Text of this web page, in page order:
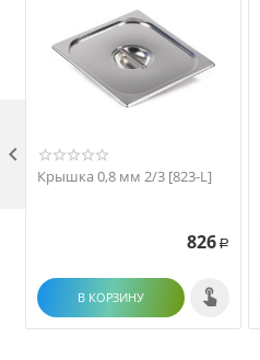
Крышка 0,8 мм 2/3 [823-L]
826 Р
В КОРЗИНУ
